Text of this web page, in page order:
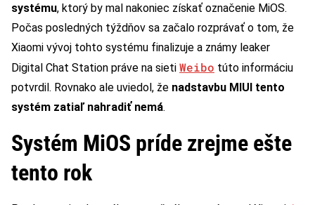
systému, ktorý by mal nakoniec získať označenie MiOS.
Počas posledných týždňov sa začalo rozprávať o tom, že
Xiaomi vývoj tohto systému finalizuje a známy leaker
Digital Chat Station práve na sieti Weibo túto informáciu
potvrdil. Rovnako ale uviedol, že nadstavbu MIUI tento
systém zatiaľ nahradiť nemá.
Systém MiOS príde zrejme ešte
tento rok